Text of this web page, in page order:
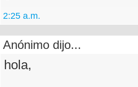
2:25 a.m.
Anónimo dijo...
hola,